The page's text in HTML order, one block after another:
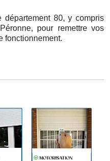
département 80, y compris
pour remettre vos
fonctionnement.